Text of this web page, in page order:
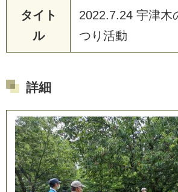
タイト
ル
2022.7.24 宇津木
つ り 活動
詳細